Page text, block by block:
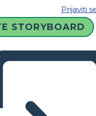
Prijaviti
STORYBOARD